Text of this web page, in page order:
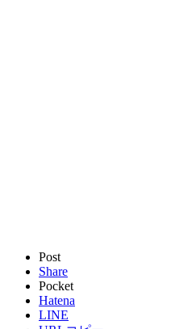
Post
Share
Pocket
Hatena
LINE